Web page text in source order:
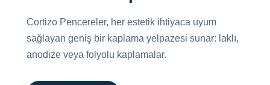
Cortizo Pencereler, her estetik ihtiyaca uyum
sağlayan geniş bir kaplama yelpazesi sunar: laklı,
anodize veya folyolu kaplamalar.